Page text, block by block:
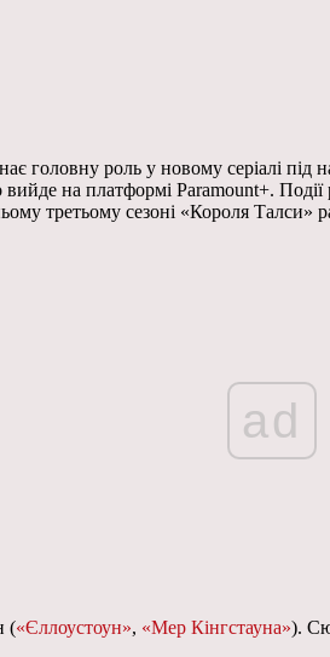
головну роль у новому серіалі
на платформі Paramount+.
третьому сезоні «Короля Талси»
ad
(«Єллоустоун», «Мер Кінгстауна»).